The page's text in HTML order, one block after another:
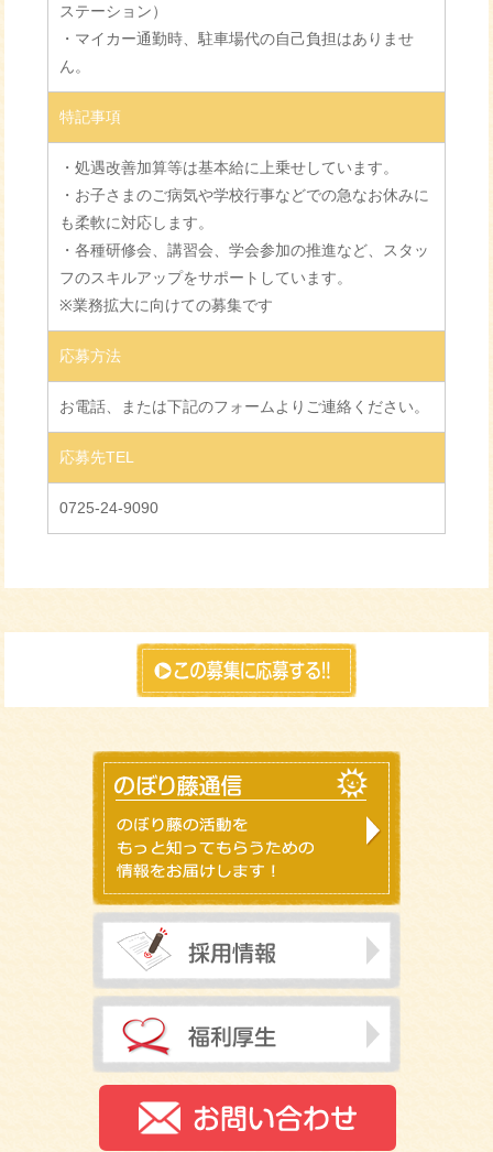
ステーション）
・マイカー通勤時、駐車場代の自己負担はありませ
ん。
特記事項
・処遇改善加算等は基本給に上乗せしています。
・お子さまのご病気や学校行事などでの急なお休みに
も柔軟に対応します。
・各種研修会、講習会、学会参加の推進など、スタッ
フのスキルアップをサポートしています。
※業務拡大に向けての募集です
応募方法
お電話、または下記のフォームよりご連絡ください。
応募先TEL
0725-24-9090